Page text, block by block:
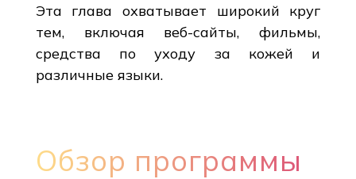
Эта глава охватывает широкий круг
тем, включая веб-сайты, фильмы,
средства по уходу за кожей и
различные языки.
Обзор программы